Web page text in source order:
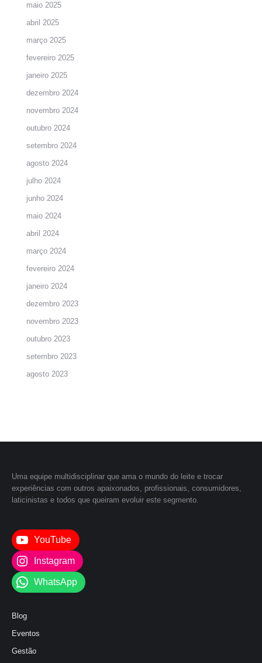
maio 2025
abril 2025
março 2025
fevereiro 2025
janeiro 2025
dezembro 2024
novembro 2024
outubro 2024
setembro 2024
agosto 2024
julho 2024
junho 2024
maio 2024
abril 2024
março 2024
fevereiro 2024
janeiro 2024
dezembro 2023
novembro 2023
outubro 2023
setembro 2023
agosto 2023
Uma equipe multidisciplinar que ama o mundo do leite e trocar
experiências com outros apaixonados, profissionais, consumidores,
laticinistas e todos que queiram evoluir este segmento.
YouTube
Instagram
WhatsApp
Blog
Eventos
Gestão